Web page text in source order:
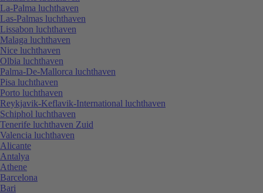
La-Palma luchthaven
Las-Palmas luchthaven
Lissabon luchthaven
Malaga luchthaven
Nice luchthaven
Olbia luchthaven
Palma-De-Mallorca luchthaven
Pisa luchthaven
Porto luchthaven
Reykjavik-Keflavik-International luchthaven
Schiphol luchthaven
Tenerife luchthaven Zuid
Valencia luchthaven
Alicante
Antalya
Athene
Barcelona
Bari